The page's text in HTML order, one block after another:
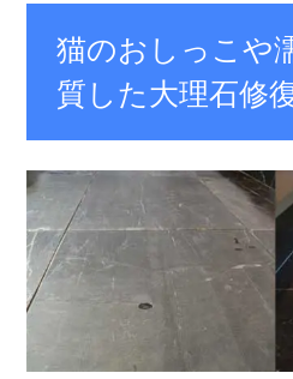
猫のおしっこや
質した大理石修